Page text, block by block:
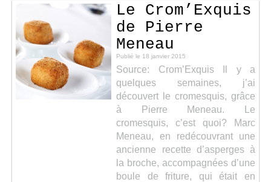
Beauté
Loisirs
Food & drinks
Le Crom’Exquis
de Pierre
Meneau
Publié le 18 janvier 2015
Source: Crom’Exquis Il y a
quelques semaines, j’ai
découvert le cromesquis, grâce
à Pierre Meneau. Le
cromesquis, c’est quoi? Marc
Meneau, en redécouvrant une
ancienne recette d’asperges à
la broche, accompagnées d’une
boule de friture, qui était en